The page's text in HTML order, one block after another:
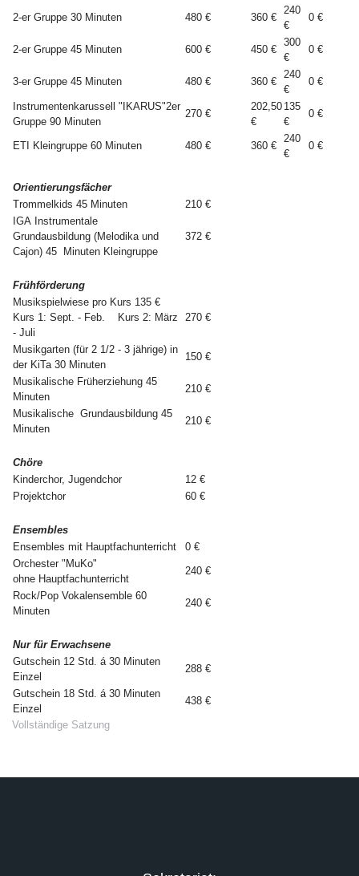
2-er Gruppe 30 Minuten 480 € 360 €
240
€
0 €
2-er Gruppe 45 Minuten 600 € 450 €
300
€
0 €
3-er Gruppe 45 Minuten 480 € 360 €
240
€
0 €
Instrumentenkarussell "IKARUS"2er
Gruppe 90 Minuten
270 €
202,50
€
135
€
0 €
ETI Kleingruppe 60 Minuten 480 € 360 €
240
€
0 €
Orientierungsfächer
Trommelkids 45 Minuten
210 €
IGA Instrumentale
Grundausbildung (Melodika und
Cajon) 45 Minuten Kleingruppe
372 €
Frühförderung
Musikspielwiese pro Kurs 135 €
Kurs 1: Sept. - Feb. Kurs 2: März
- Juli
270 €
Musikgarten (für 2 1/2 - 3 jährige) in
der KiTa 30 Minuten
150 €
Musikalische Früherziehung 45
Minuten
210 €
Musikalische Grundausbildung 45
Minuten
210 €
Chöre
Kinderchor, Jugendchor
12 €
Projektchor
60 €
Ensembles
Ensembles mit Hauptfachunterricht
0 €
Orchester "MuKo"
ohne Hauptfachunterricht
240 €
Rock/Pop Vokalensemble 60
Minuten
240 €
Nur für Erwachsene
Gutschein 12 Std. á 30 Minuten
Einzel
288 €
Gutschein 18 Std. á 30 Minuten
Einzel
438 €
Vollständige Satzung